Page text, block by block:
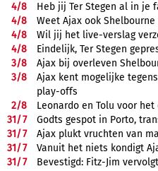
4/8
Heb jij Ter Stegen al in je
4/8
Weet Ajax ook
4/8
Wil jij het live-verslag
4/8
Eindelijk, Ter Stegen
3/8
Ajax bij overleven
3/8
Ajax kent mogelijke
play-offs
2/8
Leonardo en Tolu voor
31/7
Godts gespot in Porto,
31/7
Ajax plukt vruchten van
31/7
Vanuit het niets kondigt
31/7 Bevestigd: Fitz-Jim